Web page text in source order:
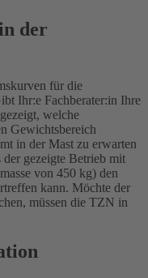
der
für die
Ihr:e Fachberater:in Ihre
welche
Gewichtsbereich
in der Mast zu erwarten
gezeigte Betrieb mit
von 450 kg) den
kann. Möchte der
müssen die TZN in